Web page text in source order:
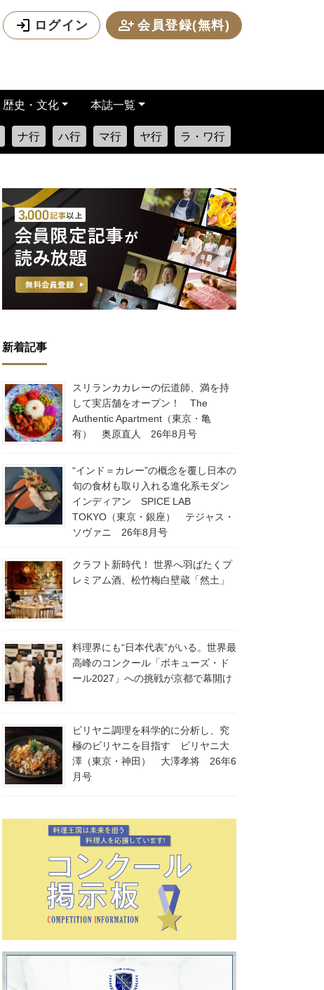
ログイン 会員登録(無料)
歴史・文化 本誌一覧
ナ行 ハ行 マ行 ヤ行 ラ・ワ行
新着記事
スリランカカレーの伝道師、満を持
して実店舗をオープン！ The
Authentic Apartment（東京・亀
有） 奥原直人 26年8月号
“インド＝カレー”の概念を覆し日本の
旬の食材も取り入れる進化系モダン
インディアン SPICE LAB
TOKYO（東京・銀座） テジャス・
ソヴァニ 26年8月号
クラフト新時代！ 世界へ羽ばたくプ
レミアム酒、松竹梅白壁蔵「然土」
料理界にも“日本代表”がいる。世界最
高峰のコンクール「ボキューズ・ド
ール2027」への挑戦が京都で幕開け
ビリヤニ調理を科学的に分析し、究
極のビリヤニを目指す ビリヤニ大
澤（東京・神田） 大澤孝将 26年6
月号